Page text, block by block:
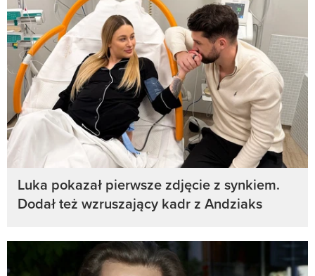
Luka pokazał pierwsze zdjęcie z synkiem.
Dodał też wzruszający kadr z Andziaks